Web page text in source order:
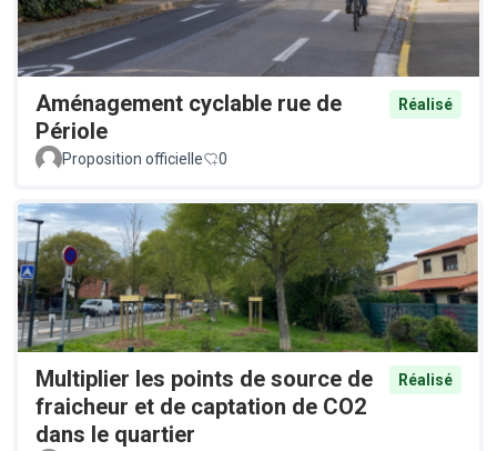
Aménagement cyclable rue de
Périole
Réalisé
Proposition officielle 0
Multiplier les points de source de
fraicheur et de captation de CO2
dans le quartier
Réalisé